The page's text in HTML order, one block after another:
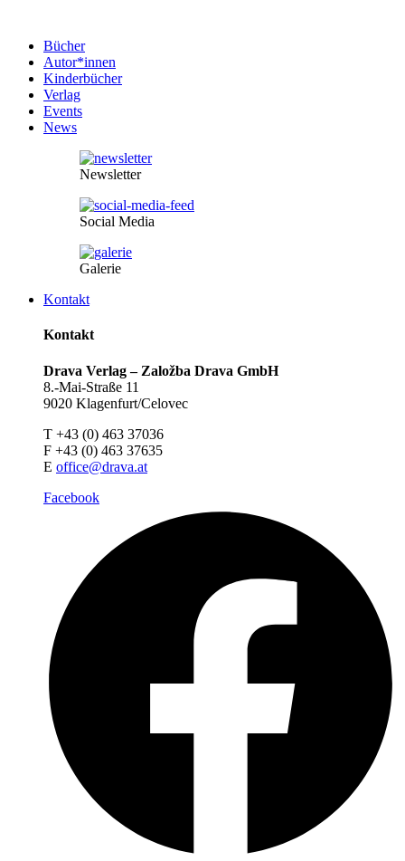
Bücher
Autor*innen
Kinderbücher
Verlag
Events
News
Newsletter
Social Media
Galerie
Kontakt
Kontakt
Drava Verlag – Založba Drava GmbH
8.-Mai-Straße 11
9020 Klagenfurt/Celovec
T +43 (0) 463 37036
F +43 (0) 463 37635
E office@drava.at
Facebook